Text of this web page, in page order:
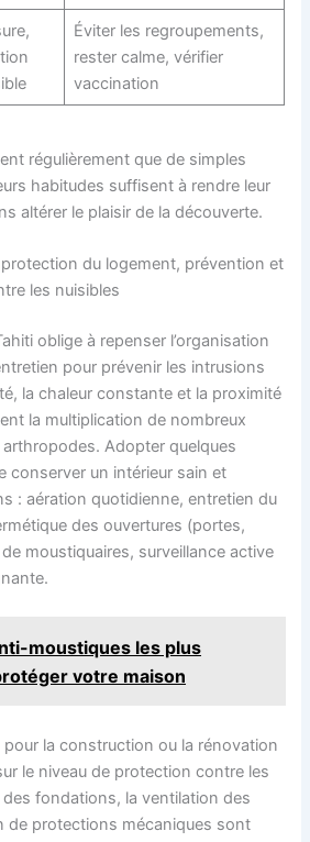
Éviter les regroupements,
rester calme, vérifier
vaccination
régulièrement que de simples
habitudes suffisent à rendre leur
altérer le plaisir de la découverte.
du logement, prévention et
les nuisibles
oblige à repenser l’organisation
pour prévenir les intrusions
la chaleur constante et la proximité
la multiplication de nombreux
Adopter quelques
conserver un intérieur sain et
: aération quotidienne, entretien du
des ouvertures (portes,
moustiquaires, surveillance active
moustiques les plus
votre maison
pour la construction ou la rénovation
le niveau de protection contre les
des fondations, la ventilation des
de protections mécaniques sont